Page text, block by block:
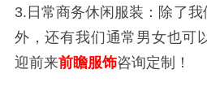
3.日常商务休闲服装：除了
外，还有我们通常男女也可
迎前来前瞻服饰咨询定制！